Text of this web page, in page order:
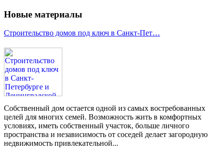
Новые материалы
Строительство домов под ключ в Санкт-Пет…
Собственный дом остается одной из самых востребованных
целей для многих семей. Возможность жить в комфортных
условиях, иметь собственный участок, больше личного
пространства и независимость от соседей делает загородную
недвижимость привлекательной...